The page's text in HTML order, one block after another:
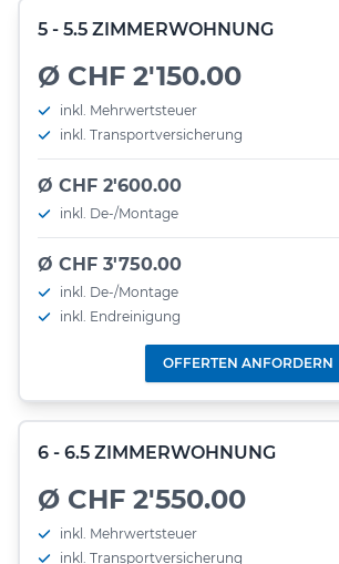
5 - 5.5 ZIMMERWOHNUNG
Ø CHF 2'150.00
inkl. Mehrwertsteuer
inkl. Transportversicherung
Ø CHF 2'600.00
inkl. De-/Montage
Ø CHF 3'750.00
inkl. De-/Montage
inkl. Endreinigung
OFFERTEN ANFORDERN
6 - 6.5 ZIMMERWOHNUNG
Ø CHF 2'550.00
inkl. Mehrwertsteuer
inkl. Transportversicherung